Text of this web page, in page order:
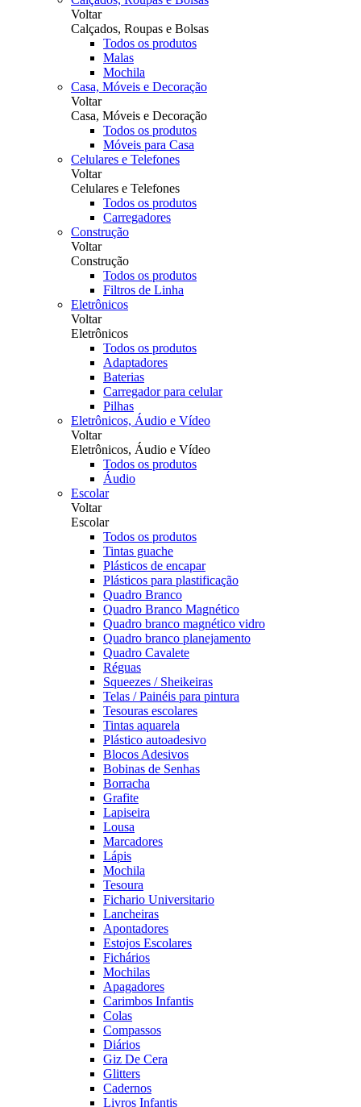
Voltar
Calçados, Roupas e Bolsas
Todos os produtos
Malas
Mochila
Casa, Móveis e Decoração
Voltar
Casa, Móveis e Decoração
Todos os produtos
Móveis para Casa
Celulares e Telefones
Voltar
Celulares e Telefones
Todos os produtos
Carregadores
Construção
Voltar
Construção
Todos os produtos
Filtros de Linha
Eletrônicos
Voltar
Eletrônicos
Todos os produtos
Adaptadores
Baterias
Carregador para celular
Pilhas
Eletrônicos, Áudio e Vídeo
Voltar
Eletrônicos, Áudio e Vídeo
Todos os produtos
Áudio
Escolar
Voltar
Escolar
Todos os produtos
Tintas guache
Plásticos de encapar
Plásticos para plastificação
Quadro Branco
Quadro Branco Magnético
Quadro branco magnético vidro
Quadro branco planejamento
Quadro Cavalete
Réguas
Squeezes / Sheikeiras
Telas / Painéis para pintura
Tesouras escolares
Tintas aquarela
Plástico autoadesivo
Blocos Adesivos
Bobinas de Senhas
Borracha
Grafite
Lapiseira
Lousa
Marcadores
Lápis
Mochila
Tesoura
Fichario Universitario
Lancheiras
Apontadores
Estojos Escolares
Fichários
Mochilas
Apagadores
Carimbos Infantis
Colas
Compassos
Diários
Giz De Cera
Glitters
Cadernos
Livros Infantis